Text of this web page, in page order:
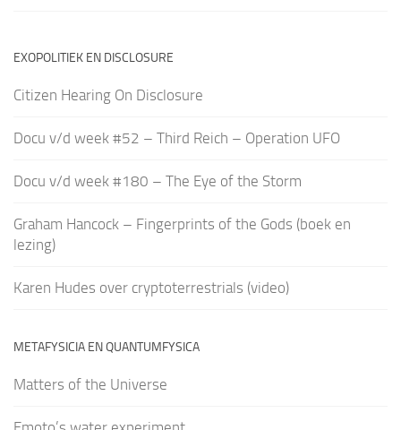
EXOPOLITIEK EN DISCLOSURE
Citizen Hearing On Disclosure
Docu v/d week #52 – Third Reich – Operation UFO
Docu v/d week #180 – The Eye of the Storm
Graham Hancock – Fingerprints of the Gods (boek en
lezing)
Karen Hudes over cryptoterrestrials (video)
METAFYSICIA EN QUANTUMFYSICA
Matters of the Universe